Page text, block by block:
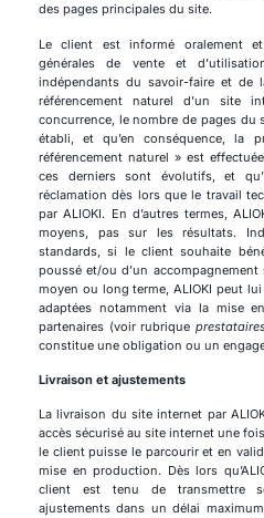
des pages principales du site.
Le client est informé oralement
générales de vente et
indépendants du savoir-faire et de
référencement naturel d’un site
concurrence, le nombre de pages
établi, et qu’en conséquence, la
référencement naturel » est
ces derniers sont évolutifs, et
réclamation dès lors que le travail
par ALIOKI. En d’autres termes,
moyens, pas sur les résultats.
standards, si le client souhaite
poussé et/ou d’un
moyen ou long terme, ALIOKI peut
adaptées notamment via la mise
partenaires (voir rubrique
constitue une obligation ou un
Livraison et ajustements
La livraison du site internet par
accès sécurisé au site internet une
le client puisse le parcourir et en
mise en production. Dès lors
client est tenu de transmettre
ajustements dans un délai